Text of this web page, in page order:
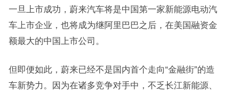
一旦上市成功，蔚来汽车将是中国第一家新能源电动汽
车上市企业，也将成为继阿里巴巴之后，在美国融资金
额最大的中国上市公司。
但即便如此，蔚来已经不是国内首个走向“金融街”的造
车新势力。因为在诸多竞争对手中，不乏长江新能源、